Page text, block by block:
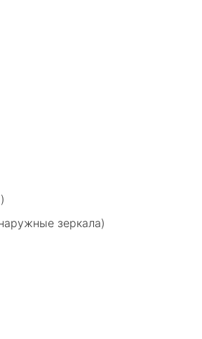
зеркала)